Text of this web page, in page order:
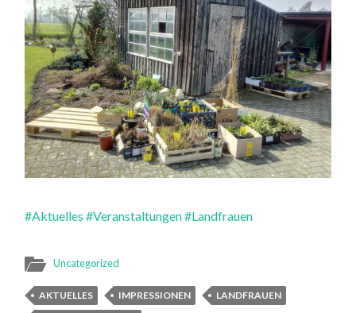
#Aktuelles #Veranstaltungen#Landfrauen
Uncategorized
AKTUELLES IMPRESSIONEN
LANDFRAUEN